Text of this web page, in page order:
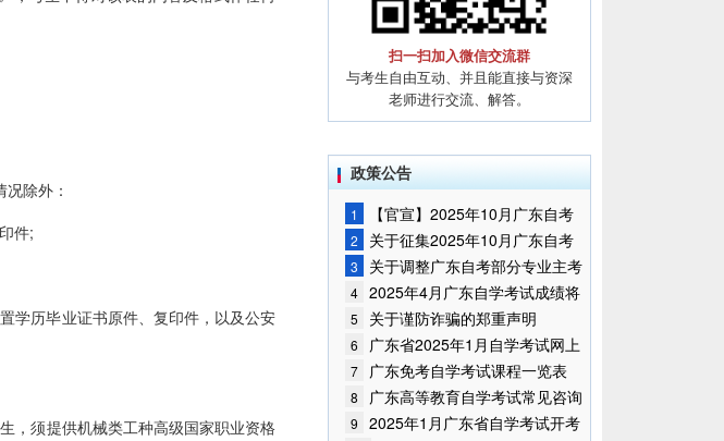
除外：
件;
历毕业证书原件、复印件，以及公安
须提供机械类工种高级国家职业资格
扫一扫加入微信交流群
与考生自由互动、并且能直接与资深
老师进行交流、解答。
政策公告
1
【官宣】2025年10月广东自考
报名时间通知
2
关于征集2025年10月广东自考
增加开考停考专业部分课程意向的
通告
3
关于调整广东自考部分专业主考
学校的通知
4 2025年4月广东自学考试成绩将
于5月9日公布
5 关于谨防诈骗的郑重声明
6
广东省2025年1月自学考试网上
报名报考须知
7 广东免考自学考试课程一览表
8
广东高等教育自学考试常见咨询
问题
9
2025年1月广东省自学考试开考